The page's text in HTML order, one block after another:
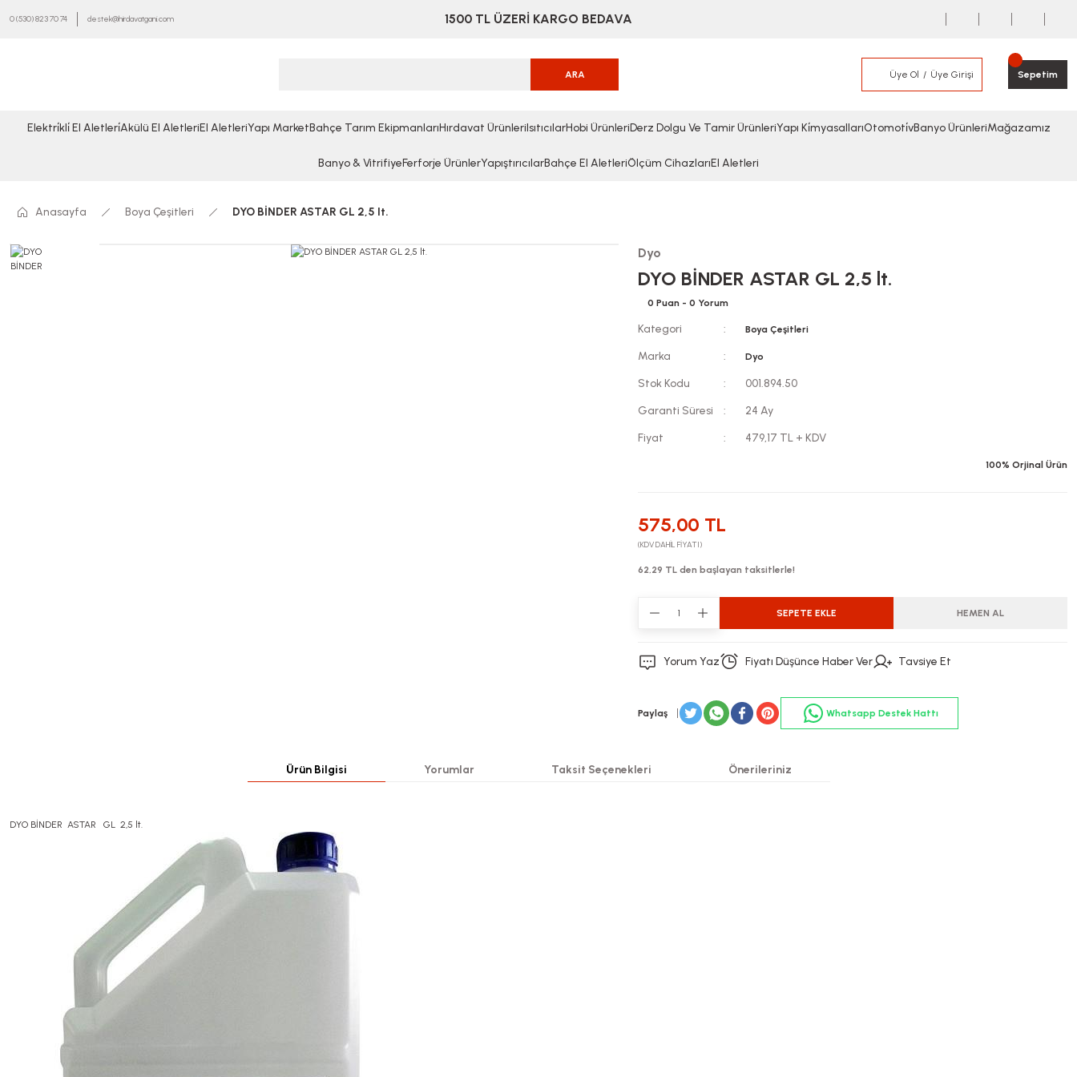
0 (530) 823 70 74 destek@hirdavatgani.com 1500 TL ÜZERİ KARGO BEDAVA
ARA Üye Ol Üye Girişi Sepetim
Elektri̇kli̇ El Aletleri̇Akülü El AletleriEl AletleriYapı MarketBahçe Tarım EkipmanlarıHırdavat ÜrünleriIsıtıcılarHobi ÜrünleriDerz Dolgu Ve Tamir ÜrünleriYapı Ki̇myasallarıOtomoti̇vBanyo ÜrünleriMağazamız
Banyo & VitrifiyeFerforje ÜrünlerYapıştırıcılarBahçe El AletleriÖlçüm CihazlarıEl Aletleri
Anasayfa Boya Çeşitleri DYO BİNDER ASTAR GL 2,5 lt.
Dyo
DYO BİNDER ASTAR GL 2,5 lt.
0 Puan - 0 Yorum
Kategori Boya Çeşitleri
Marka Dyo
Stok Kodu
001.894.50
Garanti Süresi
24 Ay
Fiyat
479,17 TL + KDV
100% Orjinal Ürün
575,00 TL
(KDV DAHİL FİYATI)
62,29 TL den başlayan taksitlerle!
SEPETE EKLE HEMEN AL
Yorum Yaz Fiyatı Düşünce Haber Ver Tavsiye Et
Paylaş Whatsapp Destek Hattı
Ürün Bilgisi Yorumlar Taksit Seçenekleri Önerileriniz
DYO BİNDER ASTAR GL 2,5 lt.